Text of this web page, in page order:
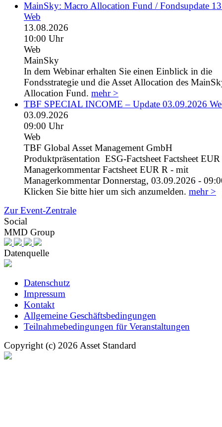
MainSky: Macro Allocation Fund / Fondsupdate
Web
13.08.2026
10:00 Uhr
Web
MainSky
In dem Webinar erhalten Sie einen Einblick in die
Fondsstrategie und die Asset Allocation des
Allocation Fund. mehr >
TBF SPECIAL INCOME – Update 03.09.2026
03.09.2026
09:00 Uhr
Web
TBF Global Asset Management GmbH
Produktpräsentation ESG-Factsheet Factsheet
Managerkommentar Factsheet EUR R - mit
Managerkommentar Donnerstag, 03.09.2026 -
Klicken Sie bitte hier um sich anzumelden. mehr >
Zur Event-Zentrale
Social
MMD Group
Datenquelle
Datenschutz
Impressum
Kontakt
Allgemeine Geschäftsbedingungen
Teilnahmebedingungen für Veranstaltungen
Copyright (c) 2026 Asset Standard